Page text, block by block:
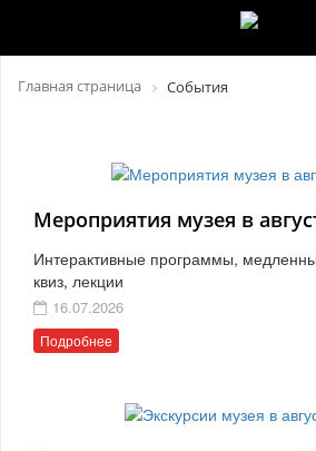
Главная страница События
Мероприятия музея в
Интерактивные программы,
квиз, лекции
16.07.2026
Подробнее